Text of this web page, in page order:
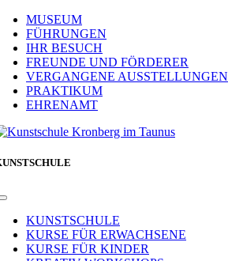
NavigationMUSEUM
FÜHRUNGEN
IHR BESUCH
FREUNDE UND FÖRDERER
VERGANGENE AUSSTELLUNGEN
PRAKTIKUM
EHRENAMT
Toggle
NavigationKUNSTSCHULE
KURSE FÜR ERWACHSENE
KURSE FÜR KINDER